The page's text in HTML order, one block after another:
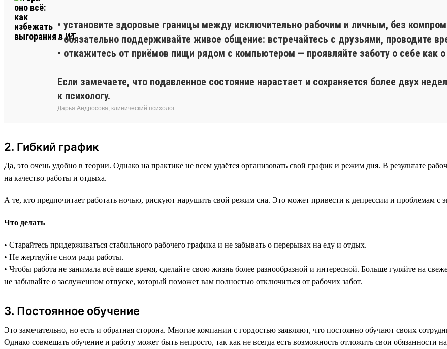
• установите здоровые границы между исключительно рабочим и личным, без
• обязательно поддерживайте живое общение: встречайтесь с друзьями, проводите
• откажитесь от приёмов пищи рядом с компьютером — проявляйте заботу о себе как
Если замечаете, что подавленное состояние нарастает и сохраняется более двух
к психологу.
Дарья Андросова, клинический психолог
2. Гибкий график
Да, это очень удобно в теории. Однако на практике не всем удаётся организовать свой график и режим дня. В результате
на качество работы и отдыха.
А те, кто предпочитает работать ночью, рискуют нарушить свой режим сна. Это может привести к депрессии и проблемам с
Что делать
• Старайтесь придерживаться стабильного рабочего графика и не забывать о перерывах на еду и отдых.
• Не жертвуйте сном ради работы.
• Чтобы работа не занимала всё ваше время, сделайте свою жизнь более разнообразной и интересной. Больше гуляйте на
не забывайте о заслуженном отпуске, который поможет вам полностью отключиться от рабочих забот.
3. Постоянное обучение
Это замечательно, но есть и обратная сторона. Многие компании с гордостью заявляют, что постоянно обучают своих
Однако совмещать обучение и работу может быть непросто, так как не всегда есть возможность отложить свои